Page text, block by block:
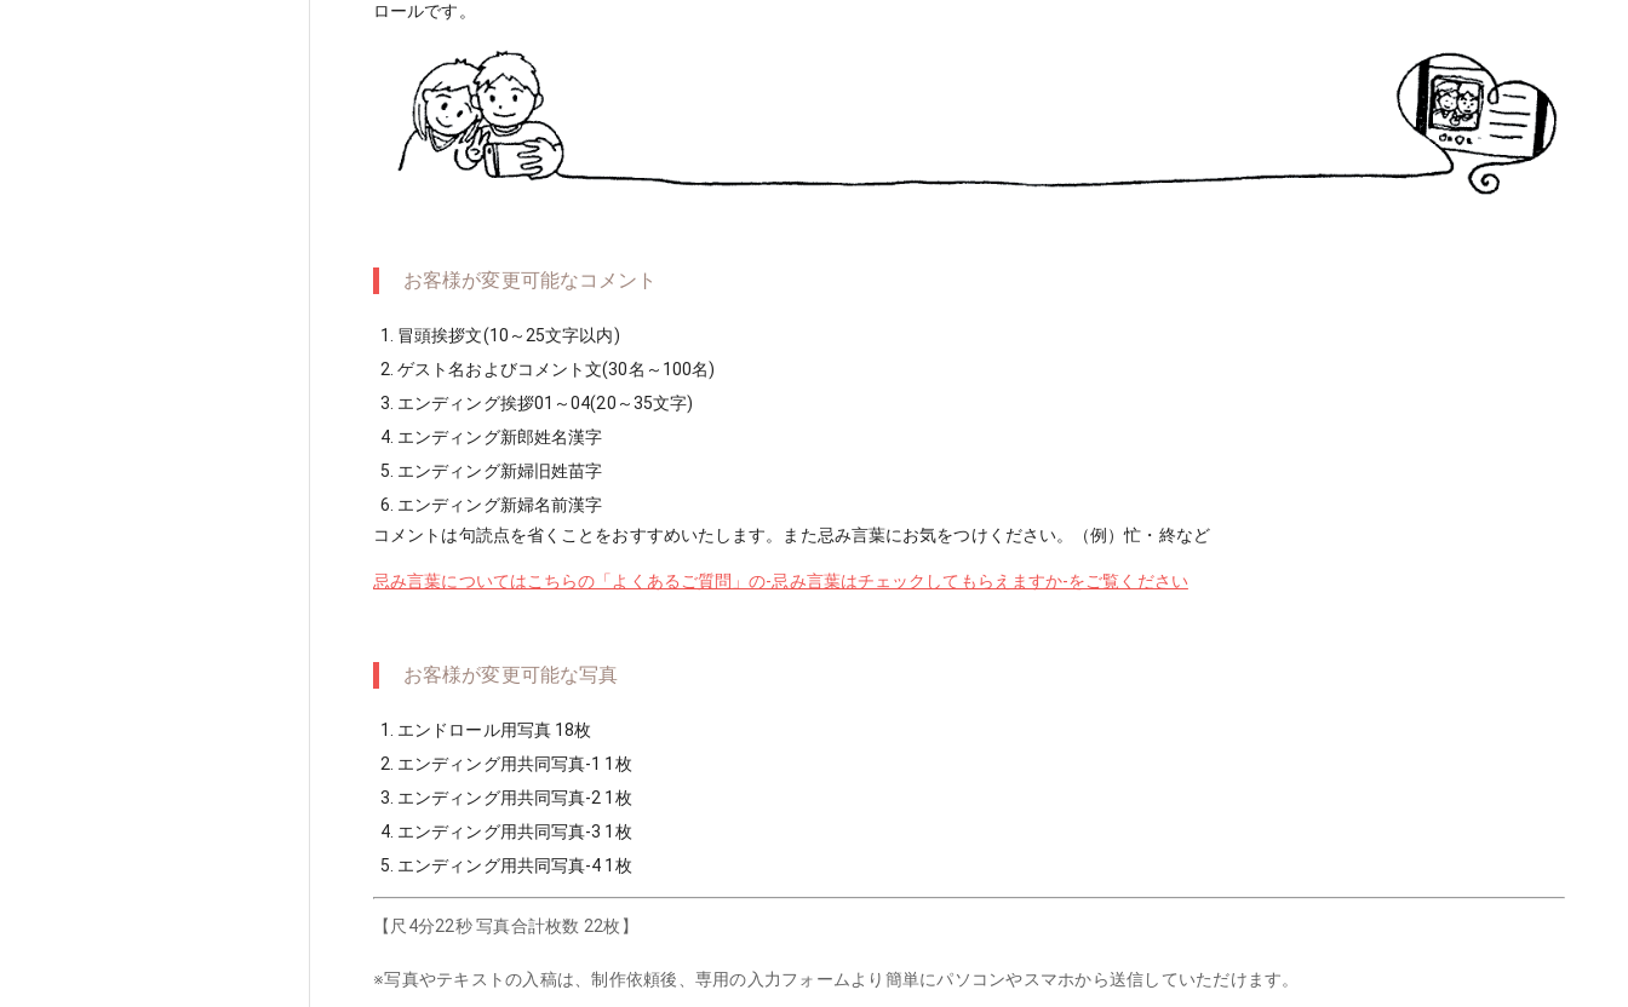
ロールです。
お客様が変更可能なコメント
冒頭挨拶文(10～25文字以内)
ゲスト名およびコメント文(30名～100名)
エンディング挨拶01～04(20～35文字)
エンディング新郎姓名漢字
エンディング新婦旧姓苗字
エンディング新婦名前漢字
コメントは句読点を省くことをおすすめいたします。また忌み言葉にお気をつけください。（例）忙・終など
忌み言葉についてはこちらの「よくあるご質問」の-忌み言葉はチェックしてもらえますか-をご覧ください
お客様が変更可能な写真
エンドロール用写真 18枚
エンディング用共同写真-1 1枚
エンディング用共同写真-2 1枚
エンディング用共同写真-3 1枚
エンディング用共同写真-4 1枚
【尺4分22秒 写真合計枚数 22枚】
※写真やテキストの入稿は、制作依頼後、専用の入力フォームより簡単にパソコンやスマホから送信していただけます。